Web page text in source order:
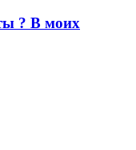
? В моих